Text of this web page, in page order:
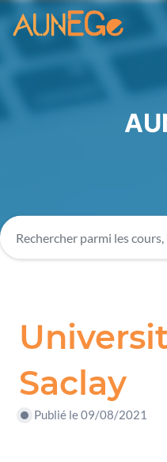
Saclay
Publié le 09/08/2021